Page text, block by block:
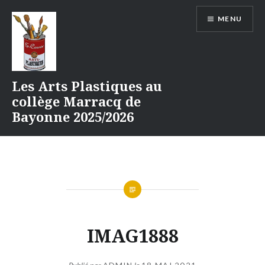
contenu
Les Arts Plastiques au
collège Marracq de
Bayonne 2025/2026
MENU
IMAG1888